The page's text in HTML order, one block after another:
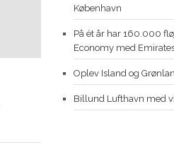
København
På ét år har 160.000
Economy med
Oplev Island og
Billund Lufthavn med